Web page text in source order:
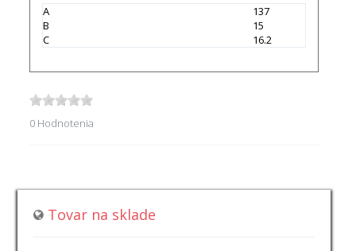
A
137
B
15
C
16.2
0 Hodnotenia
Tovar na sklade